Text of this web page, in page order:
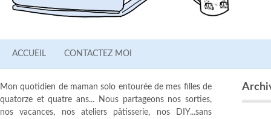
ACCUEIL CONTACTEZ MOI
Mon quotidien de maman solo entourée de mes filles de
quatorze et quatre ans... Nous partageons nos sorties,
nos vacances, nos ateliers pâtisserie, nos DIY...sans